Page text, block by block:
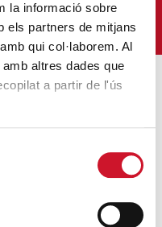
la informació sobre
els partners de mitjans
qui col·laborem. Al
altres dades que
a partir de l'ús
VULL SUBSCRIURE
generades